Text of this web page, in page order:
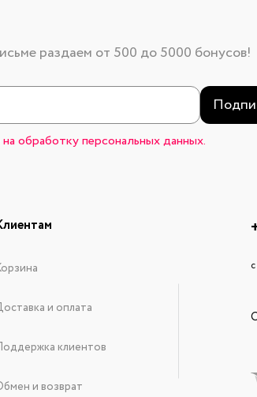
раздаем от 500 до 5000 бонусов!
на обработку персональных данных.
и оплата
клиентов
и возврат